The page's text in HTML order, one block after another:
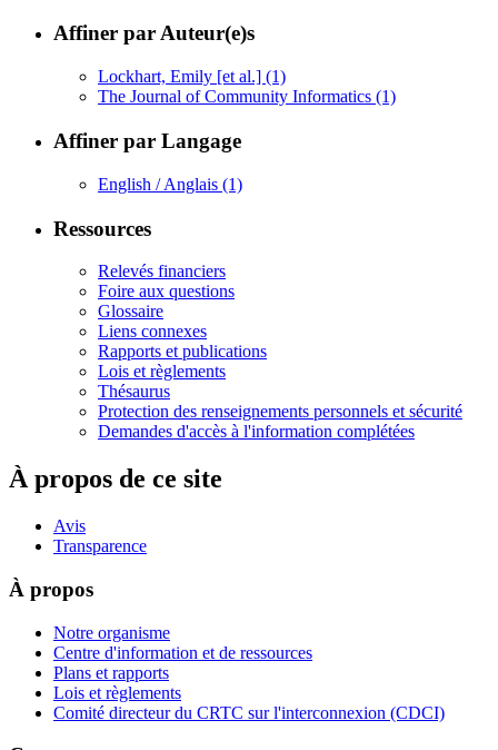
Affiner par Auteur(e)s
Lockhart, Emily [et al.] (1)
The Journal of Community Informatics (1)
Affiner par Langage
English / Anglais (1)
Ressources
Relevés financiers
Foire aux questions
Glossaire
Liens connexes
Rapports et publications
Lois et règlements
Thésaurus
Protection des renseignements personnels et sécurité
Demandes d'accès à l'information complétées
À propos de ce site
Avis
Transparence
À propos
Notre organisme
Centre d'information et de ressources
Plans et rapports
Lois et règlements
Comité directeur du CRTC sur l'interconnexion (CDCI)